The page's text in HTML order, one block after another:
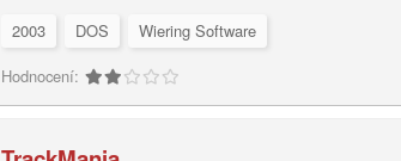
2003 DOS
Wiering Software
Hodnocení: